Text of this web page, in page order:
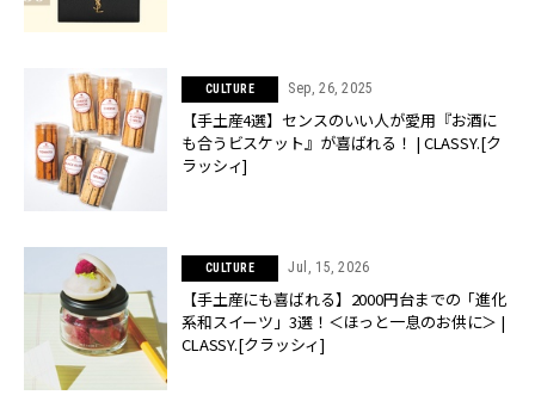
CULTURE Sep, 26, 2025
【手土産4選】センスのいい人が愛用『お酒に
も合うビスケット』が喜ばれる！ | CLASSY.[ク
ラッシィ]
CULTURE Jul, 15, 2026
【手土産にも喜ばれる】2000円台までの「進化
系和スイーツ」3選！＜ほっと一息のお供に＞ |
CLASSY.[クラッシィ]